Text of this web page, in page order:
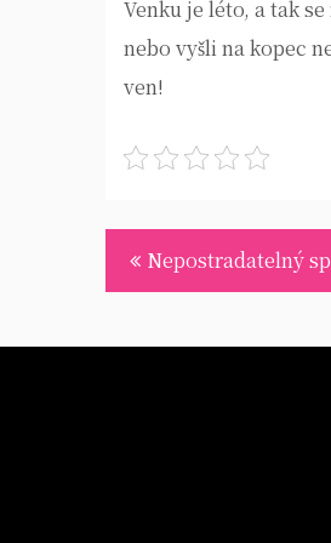
Venku je léto, a tak
nebo vyšli na kopec
ven!
Navigace
pro
příspěvek
Nepostradatelný